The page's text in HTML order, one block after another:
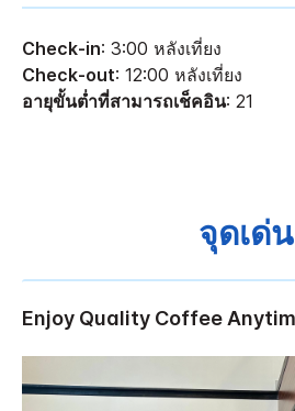
Check-in: 3:00 หลังเที่ยง
Check-out: 12:00 หลังเที่ยง
อายุขั้นต่ำที่สามารถเช็คอิน: 21
จุดเด่น